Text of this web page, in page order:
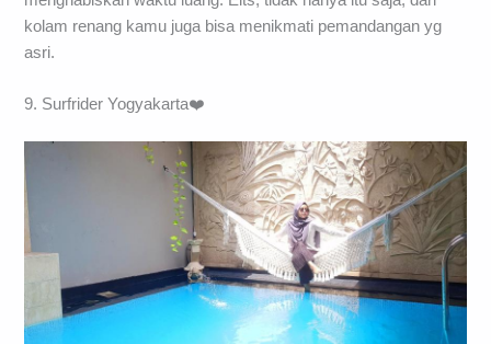
kolam renang kamu juga bisa menikmati pemandangan yg
asri.
9. Surfrider Yogyakarta❤️